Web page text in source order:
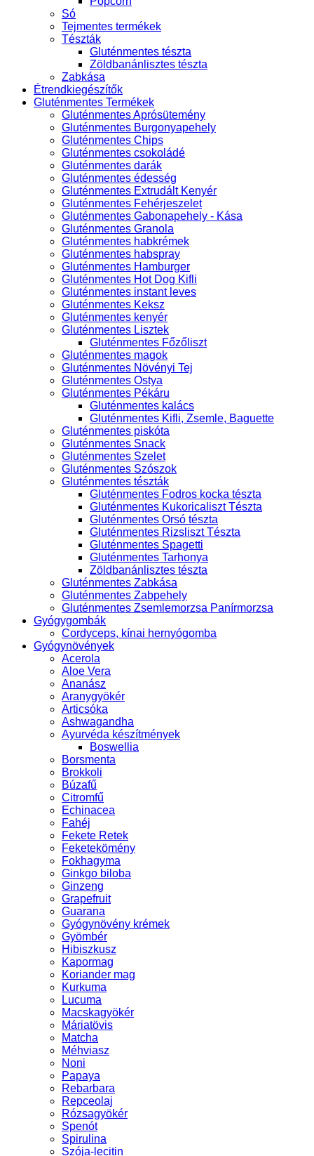
Só
Tejmentes termékek
Tészták
Gluténmentes tészta
Zöldbanánlisztes tészta
Zabkása
Étrendkiegészítők
Gluténmentes Termékek
Gluténmentes Aprósütemény
Gluténmentes Burgonyapehely
Gluténmentes Chips
Gluténmentes csokoládé
Gluténmentes darák
Gluténmentes édesség
Gluténmentes Extrudált Kenyér
Gluténmentes Fehérjeszelet
Gluténmentes Gabonapehely - Kása
Gluténmentes Granola
Gluténmentes habkrémek
Gluténmentes habspray
Gluténmentes Hamburger
Gluténmentes Hot Dog Kifli
Gluténmentes instant leves
Gluténmentes Keksz
Gluténmentes kenyér
Gluténmentes Lisztek
Gluténmentes Főzőliszt
Gluténmentes magok
Gluténmentes Növényi Tej
Gluténmentes Ostya
Gluténmentes Pékáru
Gluténmentes kalács
Gluténmentes Kifli, Zsemle, Baguette
Gluténmentes piskóta
Gluténmentes Snack
Gluténmentes Szelet
Gluténmentes Szószok
Gluténmentes tészták
Gluténmentes Fodros kocka tészta
Gluténmentes Kukoricaliszt Tészta
Gluténmentes Orsó tészta
Gluténmentes Rizsliszt Tészta
Gluténmentes Spagetti
Gluténmentes Tarhonya
Zöldbanánlisztes tészta
Gluténmentes Zabkása
Gluténmentes Zabpehely
Gluténmentes Zsemlemorzsa Panírmorzsa
Gyógygombák
Cordyceps, kínai hernyógomba
Gyógynövények
Acerola
Aloe Vera
Ananász
Aranygyökér
Articsóka
Ashwagandha
Ayurvéda készítmények
Boswellia
Borsmenta
Brokkoli
Búzafű
Citromfű
Echinacea
Fahéj
Fekete Retek
Feketekömény
Fokhagyma
Ginkgo biloba
Ginzeng
Grapefruit
Guarana
Gyógynövény krémek
Gyömbér
Hibiszkusz
Kapormag
Koriander mag
Kurkuma
Lucuma
Macskagyökér
Máriatövis
Matcha
Méhviasz
Noni
Papaya
Rebarbara
Repceolaj
Rózsagyökér
Spenót
Spirulina
Szója-lecitin